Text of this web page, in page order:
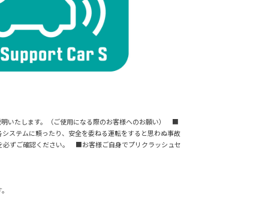
明いたします。（ご使用になる際のお客様へのお願い） ■
ステムに頼ったり、安全を委ねる運転をすると思わぬ事故
必ずご確認ください。 ■お客様ご自身でプリクラッシュセ